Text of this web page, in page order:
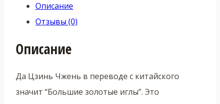
Описание
Отзывы (0)
Описание
Да Цзинь Чжень в переводе с китайского
значит “Большие золотые иглы”. Это